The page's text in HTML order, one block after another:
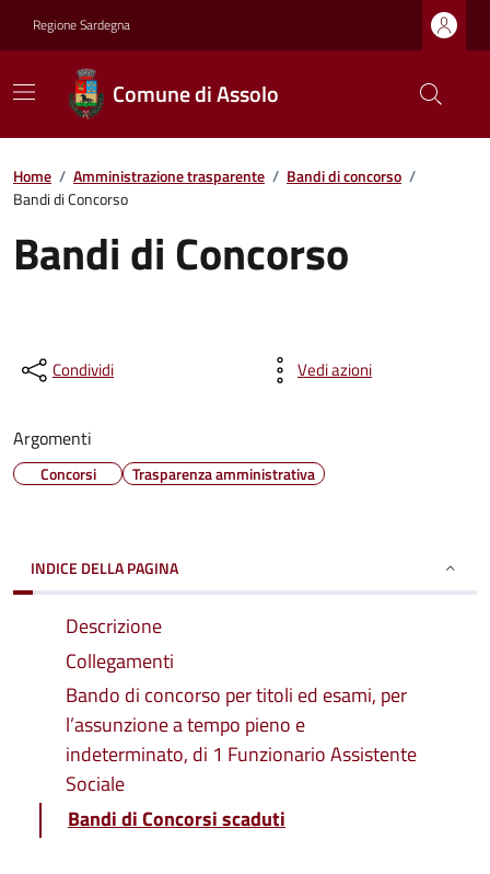
Regione Sardegna
Comune di Assolo
Home / Amministrazione trasparente / Bandi di concorso /
Bandi di Concorso
Bandi di Concorso
Condividi Vedi azioni
Argomenti
Concorsi Trasparenza amministrativa
INDICE DELLA PAGINA
Descrizione
Collegamenti
Bando di concorso per titoli ed esami, per
l’assunzione a tempo pieno e
indeterminato, di 1 Funzionario Assistente
Sociale
Bandi di Concorsi scaduti